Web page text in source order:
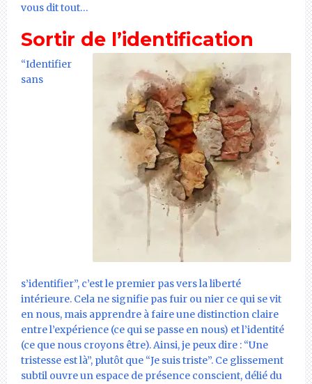
vous dit tout…
Sortir de l’identification
“Identifier
sans
s’identifier”, c’est le premier pas vers la liberté
intérieure. Cela ne signifie pas fuir ou nier ce qui se vit
en nous, mais apprendre à faire une distinction claire
entre l’expérience (ce qui se passe en nous) et l’identité
(ce que nous croyons être). Ainsi, je peux dire : “Une
tristesse est là”, plutôt que “Je suis triste”. Ce glissement
subtil ouvre un espace de présence conscient, délié du